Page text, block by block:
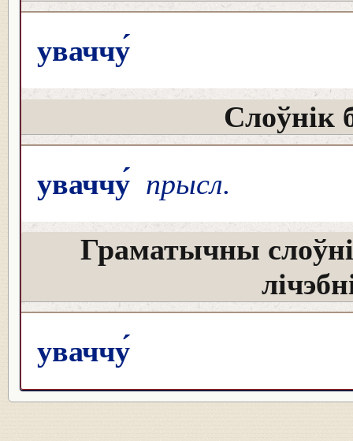
уваччу́
Слоўнік
уваччу́ прысл.
Граматычны
уваччу́